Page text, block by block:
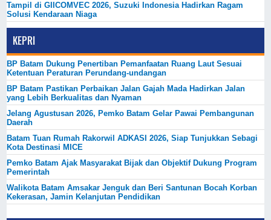
Tampil di GIICOMVEC 2026, Suzuki Indonesia Hadirkan Ragam
Solusi Kendaraan Niaga
KEPRI
BP Batam Dukung Penertiban Pemanfaatan Ruang Laut Sesuai
Ketentuan Peraturan Perundang-undangan
BP Batam Pastikan Perbaikan Jalan Gajah Mada Hadirkan Jalan
yang Lebih Berkualitas dan Nyaman
Jelang Agustusan 2026, Pemko Batam Gelar Pawai Pembangunan
Daerah
Batam Tuan Rumah Rakorwil ADKASI 2026, Siap Tunjukkan Sebagi
Kota Destinasi MICE
Pemko Batam Ajak Masyarakat Bijak dan Objektif Dukung Program
Pemerintah
Walikota Batam Amsakar Jenguk dan Beri Santunan Bocah Korban
Kekerasan, Jamin Kelanjutan Pendidikan